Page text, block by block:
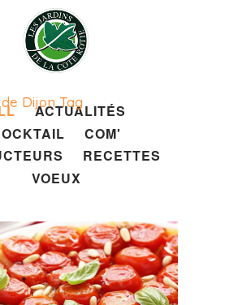
Dijon Tag
ACTUALITÉS
COM'
RECETTES
VOEUX